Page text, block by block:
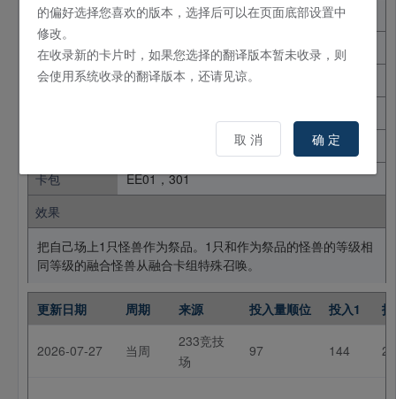
英文名
Metamorphosis
卡片种类
魔法 通常
卡片密码
46411259
卡包
EE01，301
效果
把自己场上1只怪兽作为祭品。1只和作为祭品的怪兽的等级相
同等级的融合怪兽从融合卡组特殊召唤。
更新日期 周期 来源 投入量顺位 投入1
2026-07-27 当周
233竞技
场
97 144
的偏好选择您喜欢的版本，选择后可以在页面底部设置中
修改。
在收录新的卡片时，如果您选择的翻译版本暂未收录，则
会使用系统收录的翻译版本，还请见谅。
取 消 确 定